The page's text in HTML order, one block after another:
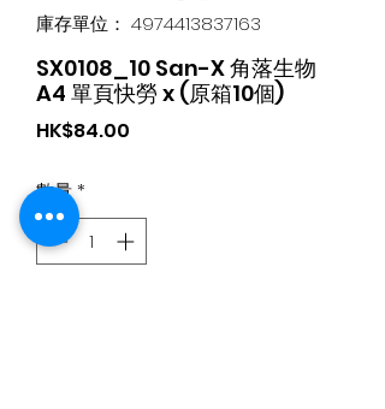
庫存單位： 4974413837163
SX0108_10 San-X 角落生物
A4 單頁快勞 x (原箱10個)
HK$84.00
數量*